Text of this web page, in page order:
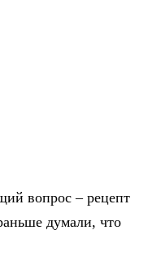
вопрос – рецепт
думали, что